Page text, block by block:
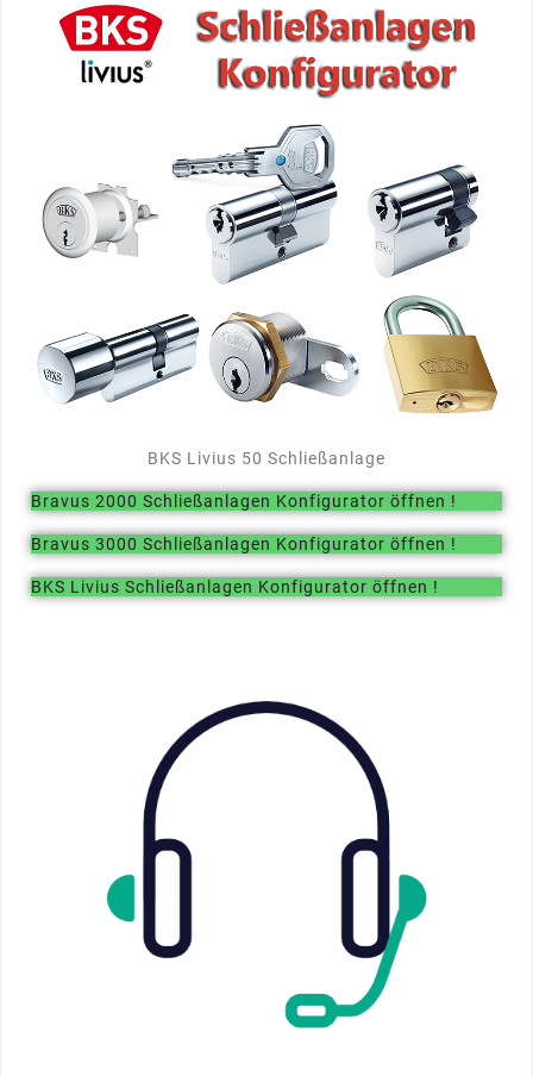
BKS Livius 50 Schließanlage
Bravus 2000 Schließanlagen Konfigurator öffnen !
Bravus 3000 Schließanlagen Konfigurator öffnen !
BKS Livius Schließanlagen Konfigurator öffnen !